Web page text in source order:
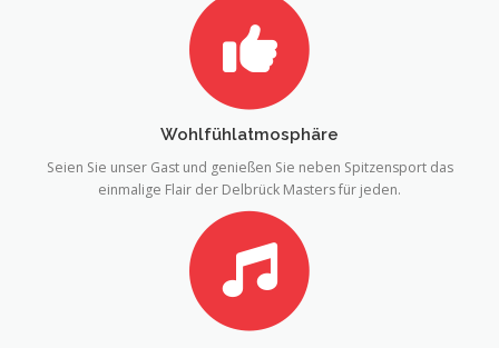
Wohlfühlatmosphäre
Seien Sie unser Gast und genießen Sie neben Spitzensport das
einmalige Flair der Delbrück Masters für jeden.